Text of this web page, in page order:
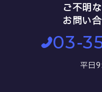
ご不明
お問い
03-
平日